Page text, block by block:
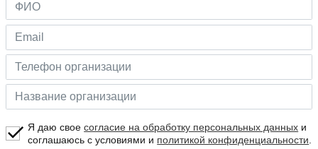
Я даю своесогласие на обработку персональных данных и
соглашаюсь с условиями и политикой конфиденциальности.